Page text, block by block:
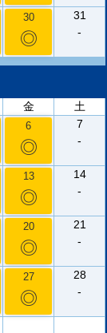
30
◎
31
-
金
土
6
◎
7
-
13
◎
14
-
20
◎
21
-
27
◎
28
-